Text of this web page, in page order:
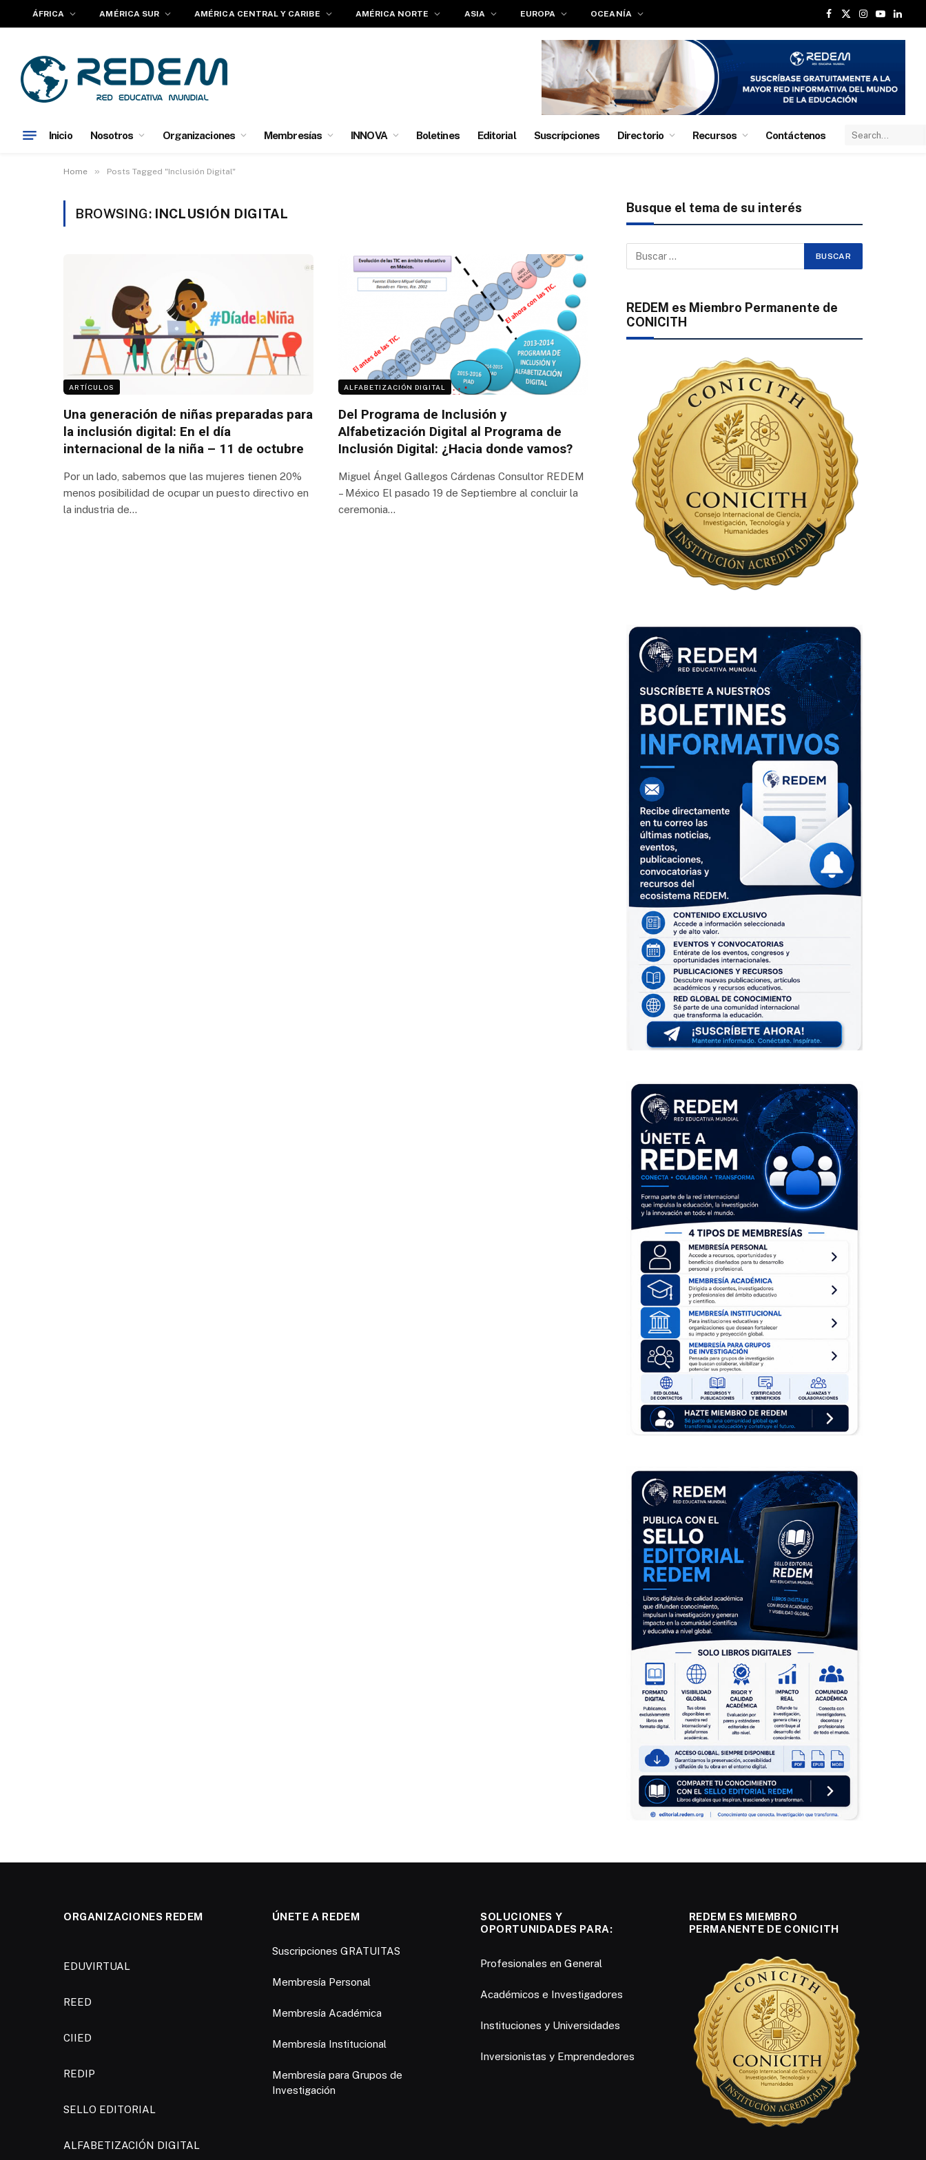
ÁFRICA AMÉRICA SUR AMÉRICA CENTRAL Y CARIBE AMÉRICA NORTE ASIA EUROPA OCEANÍA
Facebook
X
Instagram
YouTube
Inicio Nosotros Organizaciones Membresías INNOVA Boletines Editorial Suscrípciones Directorio Recursos Contáctenos
Home » Posts Tagged "Inclusión Digital"
BROWSING: INCLUSIÓN DIGITAL
ARTÍCULOS
Una generación de niñas preparadas para
la inclusión digital: En el día
internacional de la niña – 11 de octubre
Por un lado, sabemos que las mujeres tienen 20%
menos posibilidad de ocupar un puesto directivo en
la industria de…
ALFABETIZACIÓN DIGITAL
Del Programa de Inclusión y
Alfabetización Digital al Programa de
Inclusión Digital: ¿Hacia donde vamos?
Miguel Ángel Gallegos Cárdenas Consultor REDEM
– México El pasado 19 de Septiembre al concluir la
ceremonia…
Busque el tema de su interés
REDEM es Miembro Permanente de
CONICITH
ORGANIZACIONES REDEM
EDUVIRTUAL
REED
CIIED
REDIP
SELLO EDITORIAL
ALFABETIZACIÓN DIGITAL
ÚNETE A REDEM
Suscripciones GRATUITAS
Membresía Personal
Membresía Académica
Membresía Institucional
Membresía para Grupos de
Investigación
SOLUCIONES Y
OPORTUNIDADES PARA:
Profesionales en General
Académicos e Investigadores
Instituciones y Universidades
Inversionistas y Emprendedores
REDEM ES MIEMBRO
PERMANENTE DE CONICITH